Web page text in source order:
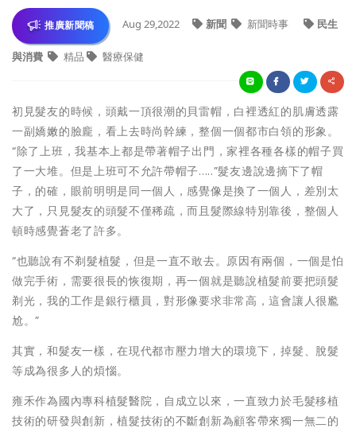
推廣新聞稿 Aug 29,2022 新聞 新聞時事 民生
與消費 精品 醫療保健
初見髮友的時候，頭戴一頂很潮的貝雷帽，白裡透紅的肌膚透露
一副嬌嫩的臉龐，看上去時尚幹練，整個一個都市白領的形象。
“除了上班，我基本上都是帶著帽子出門，家裡各種各樣的帽子買
了一大堆。但是上班可不允許帶帽子.....”髮友邊說邊摘下了帽
子，的確，眼前明明是同一個人，感覺像是換了一個人，差別太
大了，只見髮友的頭髮不僅稀疏，而且髮際線特別靠後，整個人
頓時感覺蒼老了許多。
“也聽說有不剃髮植髮，但是一直不敢去。原因有兩個，一個是怕
做完手術，需要很長的恢復期，再一個就是聽說植髮前要把頭髮
剃光，我的工作是銀行櫃員，對形像要求非常高，這會讓人很尷
尬。”
其實，和髮友一樣，在現代都市壓力增大的環境下，掉髮、脫髮
等成為很多人的煩惱。
雍禾作為國內專科植髮醫院，自成立以來，一直致力於毛髮移植
技術的研發與創新，植髮技術的不斷創新為顧客帶來獨一無二的